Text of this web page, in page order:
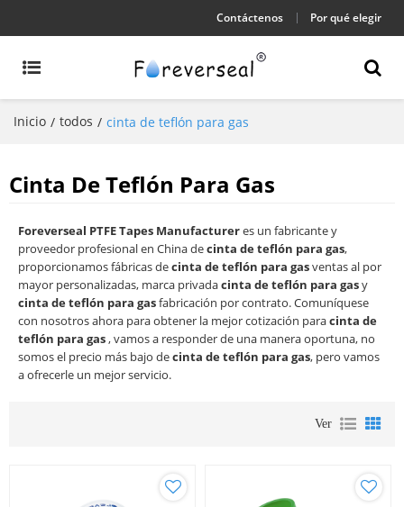
Contáctenos Por qué elegir
Inicio / todos / cinta de teflón para gas
Cinta De Teflón Para Gas
Foreverseal PTFE Tapes Manufactureres un fabricante y
proveedor profesional en China decinta de teflón para gas,
proporcionamos fábricas decinta de teflón para gasventas al por
mayor personalizadas, marca privadacinta de teflón para gasy
cinta de teflón para gasfabricación por contrato. Comuníquese
con nosotros ahora para obtener la mejor cotización paracinta de
teflón para gas, vamos a responder de una manera oportuna, no
somos el precio más bajo decinta de teflón para gas, pero vamos
a ofrecerle un mejor servicio.
Ver